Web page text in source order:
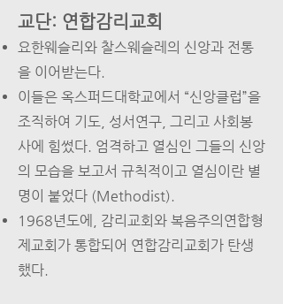
교단: 연합감리교회
요한웨슬리와 찰스웨슬레의 신앙과 전통
을 이어받는다.
이들은 옥스퍼드대학교에서 “신앙클럽”을
조직하여 기도, 성서연구, 그리고 사회봉
사에 힘썼다. 엄격하고 열심인 그들의 신앙
의 모습을 보고서 규칙적이고 열심이란 별
명이 붙었다 (Methodist).
1968년도에, 감리교회와 복음주의연합형
제교회가 통합되어 연합감리교회가 탄생
했다.